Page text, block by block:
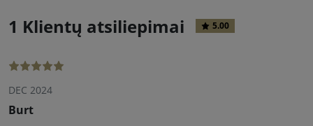
1 Klientų atsiliepimai 5.00
DEC 2024
Burt